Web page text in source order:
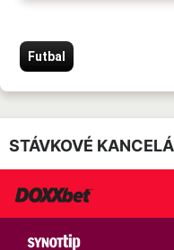
Futbal
STÁVKOVÉ